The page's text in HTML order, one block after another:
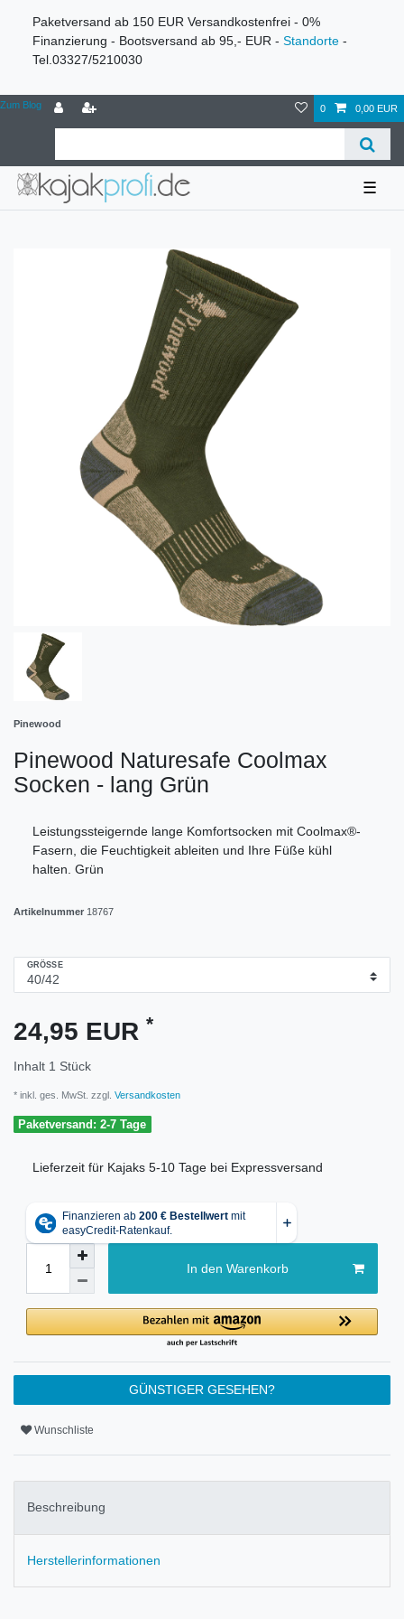
Paketversand ab 150 EUR Versandkostenfrei - 0%
Finanzierung - Bootsversand ab 95,- EUR - Standorte -
Tel.03327/5210030
Zum Blog 0 0,00 EUR
☰
Pinewood
Pinewood Naturesafe Coolmax
Socken - lang Grün
Leistungssteigernde lange Komfortsocken mit Coolmax®-
Fasern, die Feuchtigkeit ableiten und Ihre Füße kühl
halten. Grün
Artikelnummer 18767
GRÖSSE
24,95 EUR *
Inhalt 1 Stück
* inkl. ges. MwSt. zzgl. Versandkosten
Paketversand: 2-7 Tage
Lieferzeit für Kajaks 5-10 Tage bei Expressversand
In den Warenkorb
GÜNSTIGER GESEHEN?
Wunschliste
Beschreibung
Herstellerinformationen